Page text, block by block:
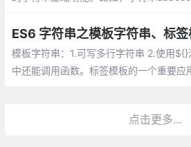
设字符串中只包含大小写英文字母
ES6 字符串之模板字符串、标
模板字符串：1.可写多行字符串 2.使用
中还能调用函数。标签模板的一个重要应
点击更多...